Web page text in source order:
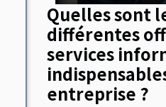
Quelles sont
différentes
services
entreprise ?